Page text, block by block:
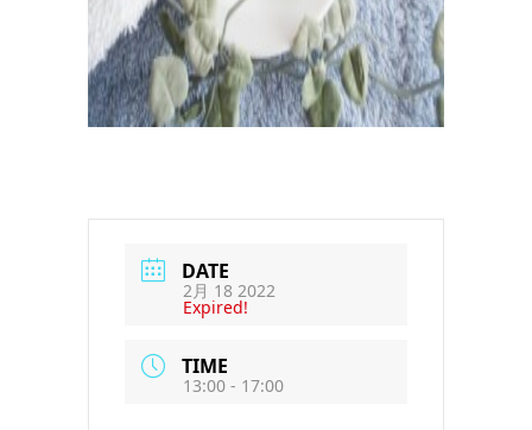
DATE
2月 18 2022
Expired!
TIME
13:00 - 17:00